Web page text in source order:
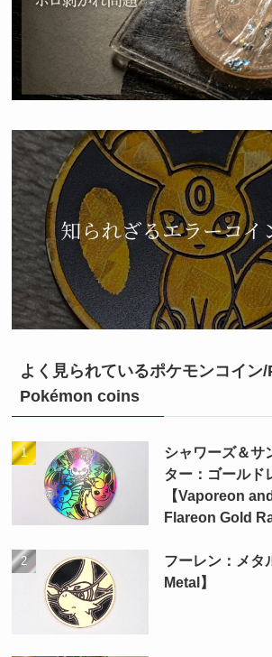
よく見られているポケモンコイン
Pokémon coins
シャワーズ＆サ
ター：ゴールド
【Vaporeon
Flareon Gold
フーレン：メタ
Metal】